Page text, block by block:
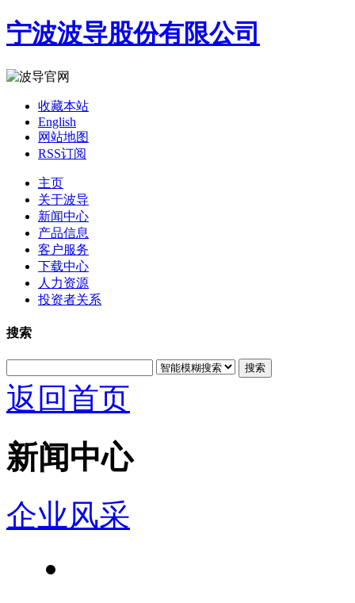
宁波波导股份有限公司
收藏本站
English
网站地图
RSS订阅
主页
关于波导
新闻中心
产品信息
客户服务
下载中心
人力资源
投资者关系
搜索
搜索
返回首页
新闻中心
企业风采